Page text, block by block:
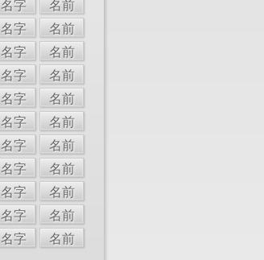
名字 名前
名字 名前
名字 名前
名字 名前
名字 名前
名字 名前
名字 名前
名字 名前
名字 名前
名字 名前
名字 名前